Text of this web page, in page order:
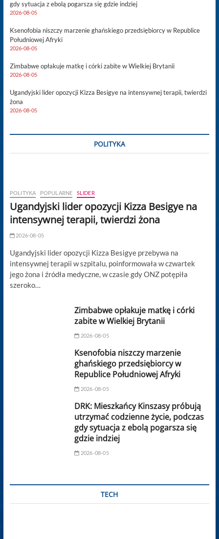
gdy sytuacja z ebolą pogarsza się gdzie indziej
2026-08-05
Ksenofobia niszczy marzenie ghańskiego przedsiębiorcy w Republice
Południowej Afryki
2026-08-05
Zimbabwe opłakuje matkę i córki zabite w Wielkiej Brytanii
2026-08-05
Ugandyjski lider opozycji Kizza Besigye na intensywnej terapii, twierdzi
żona
2026-08-05
POLITYKA
POLITYKA POPULARNE SLIDER
Ugandyjski lider opozycji Kizza Besigye na
intensywnej terapii, twierdzi żona
2026-08-05
Ugandyjski lider opozycji Kizza Besigye przebywa na
intensywnej terapii w szpitalu, poinformowała w czwartek
jego żona i źródła medyczne, w czasie gdy ONZ potępiła
szeroko…
Zimbabwe opłakuje matkę i córki
zabite w Wielkiej Brytanii
2026-08-05
Ksenofobia niszczy marzenie
ghańskiego przedsiębiorcy w
Republice Południowej Afryki
2026-08-05
DRK: Mieszkańcy Kinszasy próbują
utrzymać codzienne życie, podczas
gdy sytuacja z ebolą pogarsza się
gdzie indziej
2026-08-05
TECH